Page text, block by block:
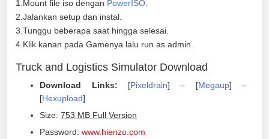
1.Mount file iso dengan PowerISO
2.Jalankan setup dan instal.
3.Tunggu beberapa saat hingga selesai.
4.Klik kanan pada Gamenya lalu run as admin.
Truck and Logistics Simulator Download
Download Links: [Pixeldrain] – [Megaup] –
[Hexupload]
Size:753 MB Full Version
Password:www.hienzo.com